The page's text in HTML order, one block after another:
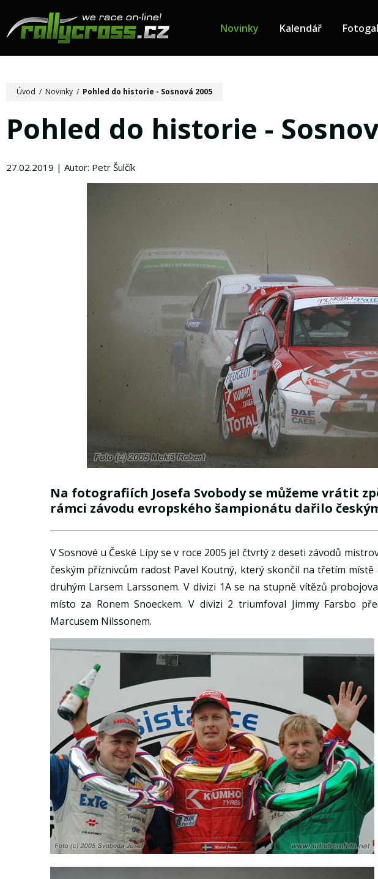
Novinky Kalendář
Úvod / Novinky / Pohled do historie - Sosnová 2005
Pohled do historie -
27.02.2019 | Autor: Petr Šulčík
Na fotografiích Josefa Svobody se můžeme vrátit
rámci závodu evropského šampionátu dařilo
V Sosnové u České Lípy se v roce 2005 jel čtvrtý z deseti závodů
českým příznivcům radost Pavel Koutný, který skončil na třetím
druhým Larsem Larssonem. V divizi 1A se na stupně vítězů
místo za Ronem Snoeckem. V divizi 2 triumfoval Jimmy Farsbo
Marcusem Nilssonem.